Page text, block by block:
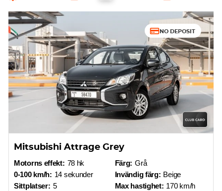
NO DEPOSIT
Mitsubishi Attrage Grey
Motorns effekt: 78 hk
0-100 km/h: 14 sekunder
Sittplatser: 5
Färg: Grå
Invändig färg: Beige
Max hastighet: 170 km/h